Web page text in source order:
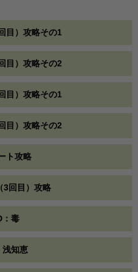
目）攻略その1
目）攻略その2
目）攻略その1
目）攻略その2
ト攻略
3回目）攻略
：毒
浅知恵